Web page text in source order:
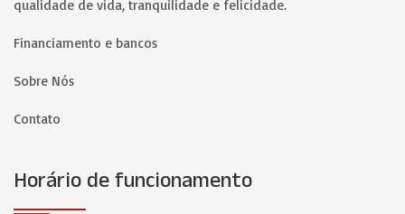
qualidade de vida, tranquilidade e felicidade.
Financiamento e bancos
Sobre Nós
Contato
Horário de funcionamento